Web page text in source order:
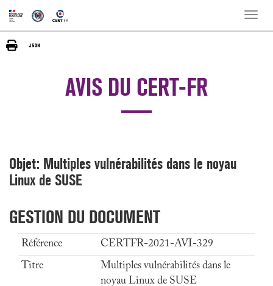
Toggle
AVIS DU CERT-FR
Objet: Multiples vulnérabilités dans le noyau
Linux de SUSE
GESTION DU DOCUMENT
Référence
CERTFR-2021-AVI-329
Titre
Multiples vulnérabilités dans le
noyau Linux de SUSE